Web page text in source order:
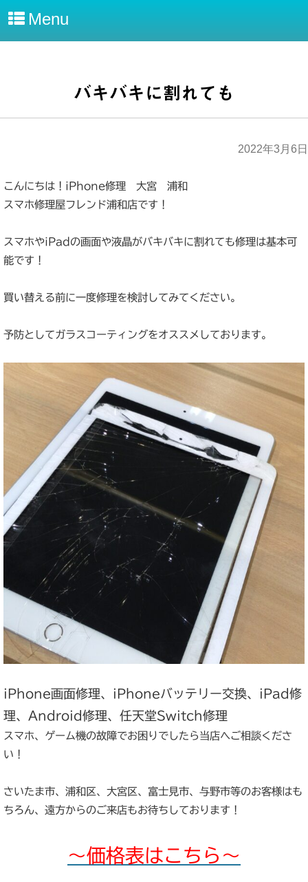
Menu
バキバキに割れても
2022年3月6日
こんにちは！iPhone修理 大宮 浦和
スマホ修理屋フレンド浦和店です！
スマホやiPadの画面や液晶がバキバキに割れても修理は基本可
能です！
買い替える前に一度修理を検討してみてください。
予防としてガラスコーティングをオススメしております。
iPhone画面修理、iPhoneバッテリー交換、iPad修
理、Android修理、任天堂Switch修理
スマホ、ゲーム機の故障でお困りでしたら当店へご相談くださ
い！
さいたま市、浦和区、大宮区、富士見市、与野市等のお客様はも
ちろん、遠方からのご来店もお待ちしております！
～価格表はこちら～